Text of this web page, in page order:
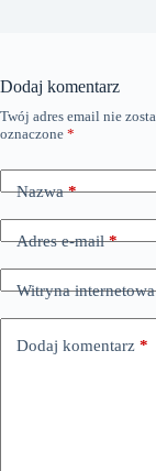
Dodaj komentarz
Twój adres email nie
oznaczone *
Nazwa*
Adres e-mail*
Witryna internetowa
Dodaj komentarz *